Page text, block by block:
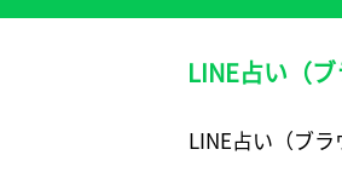
LINE占い（
LINE占い（ブ